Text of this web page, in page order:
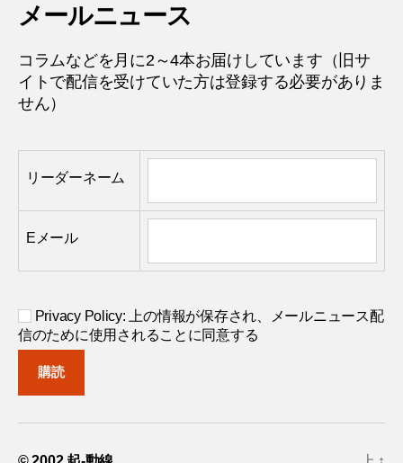
メールニュース
コラムなどを月に2～4本お届けしています（旧サ
イトで配信を受けていた方は登録する必要がありま
せん）
リーダーネーム
Eメール
Privacy Policy: 上の情報が保存され、メールニュース配
信のために使用されることに同意する